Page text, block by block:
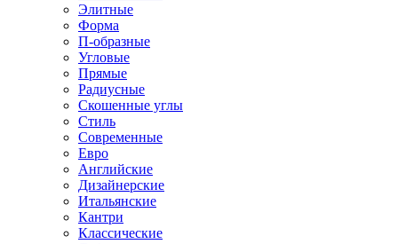
Элитные
Форма
П-образные
Угловые
Прямые
Радиусные
Скошенные углы
Стиль
Современные
Евро
Английские
Дизайнерские
Итальянские
Кантри
Классические